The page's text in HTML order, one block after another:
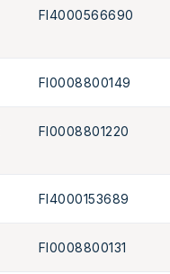
FI4000566690
FI0008800149
FI0008801220
FI4000153689
FI0008800131